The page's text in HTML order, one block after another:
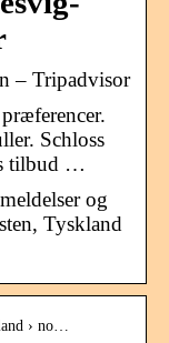
– Tripadvisor
Schloss
tilbud …
og
Tyskland
› no…